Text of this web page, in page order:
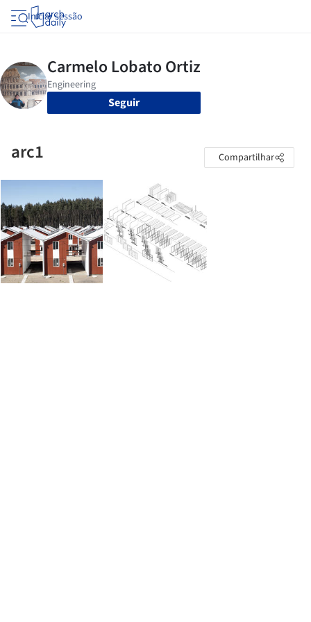
Iniciar sessão
Seguir
arc1 Compartilhar